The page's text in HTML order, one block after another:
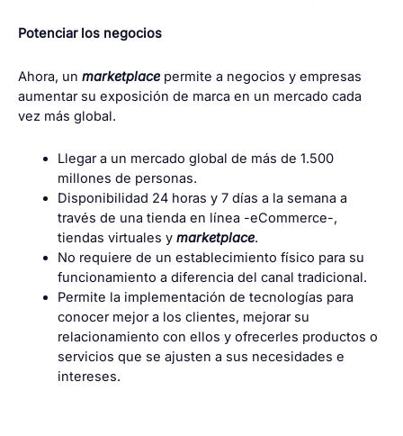
Potenciar los negocios
Ahora, un marketplace permite a negocios y empresas
aumentar su exposición de marca en un mercado cada
vez más global.
Llegar a un mercado global de más de 1.500
millones de personas.
Disponibilidad 24 horas y 7 días a la semana a
través de una tienda en línea -eCommerce-,
tiendas virtuales y marketplace.
No requiere de un establecimiento físico para su
funcionamiento a diferencia del canal tradicional.
Permite la implementación de tecnologías para
conocer mejor a los clientes, mejorar su
relacionamiento con ellos y ofrecerles productos o
servicios que se ajusten a sus necesidades e
intereses.